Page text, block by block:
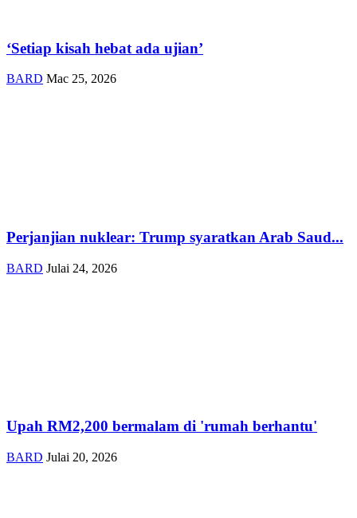
‘Setiap kisah hebat ada ujian’
BARD Mac 25, 2026
Perjanjian nuklear: Trump syaratkan Arab Saud...
BARD Julai 24, 2026
Upah RM2,200 bermalam di 'rumah berhantu'
BARD Julai 20, 2026